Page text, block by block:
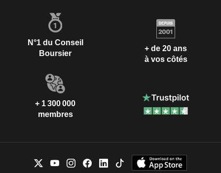
N°1 du Conseil
Boursier
+ de 20 ans
à vos côtés
+ 1 300 000
membres